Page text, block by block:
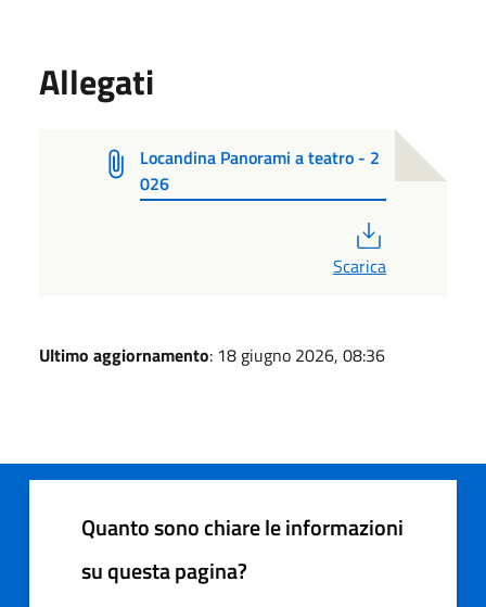
Allegati
Locandina Panorami a teatro - 2
026
Scarica
Ultimo aggiornamento: 18 giugno 2026, 08:36
Quanto sono chiare le informazioni
su questa pagina?